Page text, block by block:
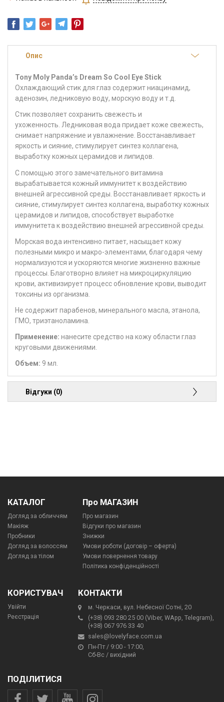
Опис
Tony Moly Panda’s Dream So Cool Eye Stick
Охлаждающий стик для глаз содержит ниацинамид,
аденозин, ледниковую воду, морскую воду и т.д.
Стик позволяет сохранить свежесть и
ухоженность. Ледниковая вода придает коже свежесть,
снимает напряжение и увлажнение. Восстанавливает
яркость и сияние, стимулирует синтез коллагена,
выработку кожных церамидов и липидов.
С помощью этого замечательного витамина
вырабатывается кожный иммунитет к воздействию
внешней агрессивной среды. Восстанавливает яркость и
сияние, стимулирует синтез коллагена, выработку кожных
церамидов и липидов, способствует выработке
иммунитета к воздействию внешней агрессивной среды.
Морская вода интенсивно питает, насыщает кожу
полезными микро и макро-элементами, благодаря чему
нормализуются и ускоряются многие жизненно важные
процессы. Благотворно влияет на микроциркуляцию
крови, активизирует процесс обновление крови, выводит
токсины из организма.
Не содержит парабенов, минерального масла, этанола,
ГМО, триэтаноламина.
Применение: нанесите средство на кожу области глаз
круговыми движениями.
Объем: 9 мл.
Відгуки (0)
КАТАЛОГ
Догляд за обличчям
Макіяж
Пробники
Догляд за волоссям
Догляд за тілом
Про МАГАЗИН
Про магазин
Відгуки про магазин
Знижки
Умови роботи (договір – оферта)
Умови повернення товару
Політика конфіденційності
КОРИСТУВАЧ
Увійти
Реєстрація
КОНТАКТИ
м. Черкаси, вул. Небесної Сотні, 20
(+38) 093 280 25 00 (Viber, WApp, Telegram),
(+38) 067 976 33 40
sales@lovelyface.com.ua
Пн-Пт / 9:00 - 17:00,
Сб-Вс / вихідний
ПОДІЛИТИСЯ